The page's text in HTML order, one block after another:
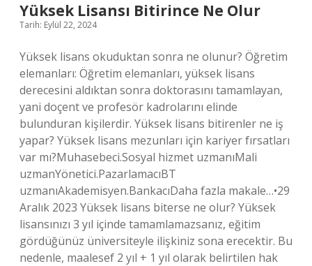
Yüksek Lisansı Bitirince Ne Olur
Tarih: Eylül 22, 2024
Yüksek lisans okuduktan sonra ne olunur? Öğretim
elemanları: Öğretim elemanları, yüksek lisans
derecesini aldıktan sonra doktorasını tamamlayan,
yani doçent ve profesör kadrolarını elinde
bulunduran kişilerdir. Yüksek lisans bitirenler ne iş
yapar? Yüksek lisans mezunları için kariyer fırsatları
var mı?Muhasebeci.Sosyal hizmet uzmanıMali
uzmanYönetici.PazarlamacıBT
uzmanıAkademisyen.BankacıDaha fazla makale…•29
Aralık 2023 Yüksek lisans biterse ne olur? Yüksek
lisansınızı 3 yıl içinde tamamlamazsanız, eğitim
gördüğünüz üniversiteyle ilişkiniz sona erecektir. Bu
nedenle, maalesef 2 yıl + 1 yıl olarak belirtilen hak